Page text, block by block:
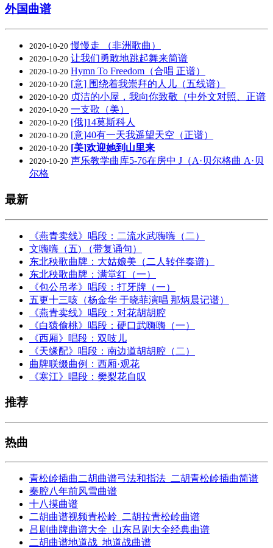
外国曲谱
2020-10-20 慢慢走 （非洲歌曲）
2020-10-20 让我们勇敢地跳起舞来简谱
2020-10-20 Hymn To Freedom（合唱 正谱）
2020-10-20 [意] 围绕着我崇拜的人儿（五线谱）
2020-10-20 贞洁的小屋，我向你致敬（中外文对照、正谱
2020-10-20 一支歌（美）
2020-10-20 [俄]14莫斯科人
2020-10-20 [意]40有一天我遥望天空（正谱）
2020-10-20 [美]欢迎她到山里来
2020-10-20 声乐教学曲库5-76在房中 J（A·贝尔格曲 A·贝
尔格
最新
《燕青卖线》唱段：二流水武嗨嗨（二）
文嗨嗨（五) （带复诵句）
东北秧歌曲牌：大姑娘美（二人转伴奏谱）
东北秧歌曲牌：满堂红（一）
《包公吊孝》唱段：打牙牌（一）
五更十三咳（杨金华 于晓菲演唱 那炳晨记谱）
《燕青卖线》唱段：对花胡胡腔
《白猿偷桃》唱段：硬口武嗨嗨（一）
《西厢》唱段：双吱儿
《天缘配》唱段：南边道胡胡腔（二）
曲牌联缀曲例：西厢·观花
《寒江》唱段：樊梨花自叹
推荐
热曲
青松岭插曲二胡曲谱弓法和指法_二胡青松岭插曲简谱
秦腔八年前风雪曲谱
十八摸曲谱
二胡曲谱视频青松岭_二胡拉青松岭曲谱
吕剧曲牌曲谱大全_山东吕剧大全经典曲谱
二胡曲谱地道战_地道战曲谱